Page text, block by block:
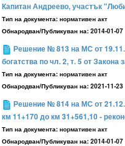
Капитан Андреево, участък
Тип на документа: нормативен акт
Обнародван/Публикуван на: 2014-01-07
Решение № 813 на МС от
богатства по чл. 2, т. 5 от Закона
Тип на документа: нормативен акт
Обнародван/Публикуван на: 2021-11-23
Решение № 814 на МС от
км 11+170 до км 31+561,10 -
Тип на документа: нормативен акт
Обнародван/Публикуван на: 2014-01-07